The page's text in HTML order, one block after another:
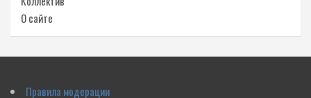
О сайте
Правила модерации